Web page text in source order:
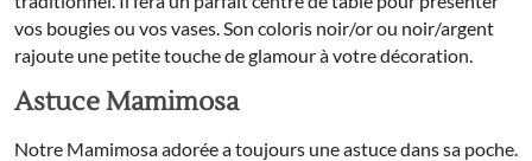
vos bougies ou vos vases. Son coloris noir/or ou noir/argent
rajoute une petite touche de glamour à votre décoration.
Astuce Mamimosa
Notre Mamimosa adorée a toujours une astuce dans sa poche.